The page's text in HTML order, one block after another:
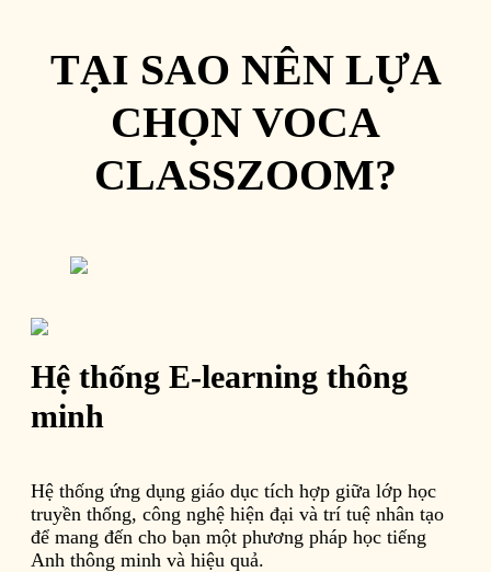
TẠI SAO NÊN LỰA
CHỌN VOCA
CLASSZOOM?
Hệ thống E-learning thông
minh
Hệ thống ứng dụng giáo dục tích hợp giữa lớp học
truyền thống, công nghệ hiện đại và trí tuệ nhân tạo
để mang đến cho bạn một phương pháp học tiếng
Anh thông minh và hiệu quả.